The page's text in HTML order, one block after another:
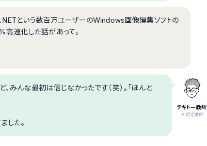
という数百万ユーザーのWindows画像編集ソフトの
高速化した話があって。
テキトー教師
.AI認定講師
みんな最初は信じなかったです（笑）。「ほんと
した。